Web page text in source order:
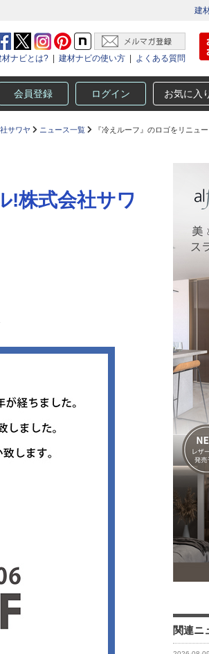
建
材ナビとは?
建材ナビの使い方 よくある質問
会員登録 ログイン お気に入
サワヤ ニュース一覧 『冷えルーフ』のロゴをリニュ
!株式会社サワ
関連ニ